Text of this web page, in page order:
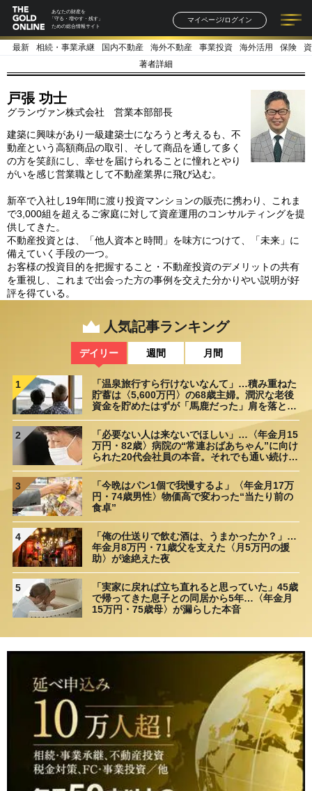
あなたの財産を
「守る・増やす・残す」
ための総合情報サイト
マイページ/ログイン
記事一覧 連載一覧
著者一覧 書籍一覧
最新 相続・事業承継 国内不動産 海外不動産 事業投資 海外活用 保険
著者詳細
戸張 功士
グランヴァン株式会社 営業本部部長
建築に興味があり一級建築士になろうと考えるも、不
動産という高額商品の取引、そして商品を通して多く
の方を笑顔にし、幸せを届けられることに憧れとやり
がいを感じ営業職として不動産業界に飛び込む。
新卒で入社し19年間に渡り投資マンションの販売に携わり、これま
で3,000組を超えるご家庭に対して資産運用のコンサルティングを提
供してきた。
不動産投資とは、「他人資本と時間」を味方につけて、「未来」に
備えていく手段の一つ。
お客様の投資目的を把握すること・不動産投資のデメリットの共有
を重視し、これまで出会った方の事例を交えた分かりやい説明が好
評を得ている。
人気記事ランキング
デイリー 週間 月間
1
「温泉旅行すら行けないなんて」…積み重ねた
貯蓄は〈5,600万円〉の68歳主婦。潤沢な老後
資金を貯めたはずが「馬鹿だった」肩を落とす
2
「必要ない人は来ないでほしい」…〈年金月15
万円・82歳〉病院の“常連おばあちゃん”に向け
られた20代会社員の本音。それでも通い続ける
3
「今晩はパン1個で我慢するよ」〈年金月17万
円・74歳男性〉物価高で変わった“当たり前の
食卓”
4
「俺の仕送りで飲む酒は、うまかったか？」…
年金月8万円・71歳父を支えた〈月5万円の援
助〉が途絶えた夜
5
「実家に戻れば立ち直れると思っていた」45歳
で帰ってきた息子との同居から5年…〈年金月
15万円・75歳母〉が漏らした本音